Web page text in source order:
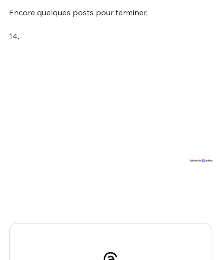
Encore quelques posts pour terminer.
14.